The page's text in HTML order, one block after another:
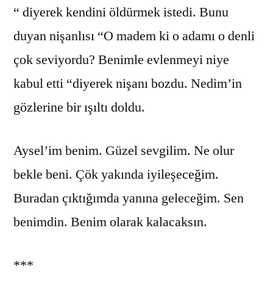
“ diyerek kendini öldürmek istedi. Bunu
duyan nişanlısı “O madem ki o adamı o denli
çok seviyordu? Benimle evlenmeyi niye
kabul etti “diyerek nişanı bozdu. Nedim’in
gözlerine bir ışıltı doldu.
Aysel’im benim. Güzel sevgilim. Ne olur
bekle beni. Çök yakında iyileşeceğim.
Buradan çıktığımda yanına geleceğim. Sen
benimdin. Benim olarak kalacaksın.
***